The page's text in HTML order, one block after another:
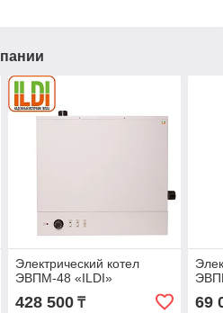
Электрический котел
ЭВПМ-48 «ILDI»
428 500₸ 69